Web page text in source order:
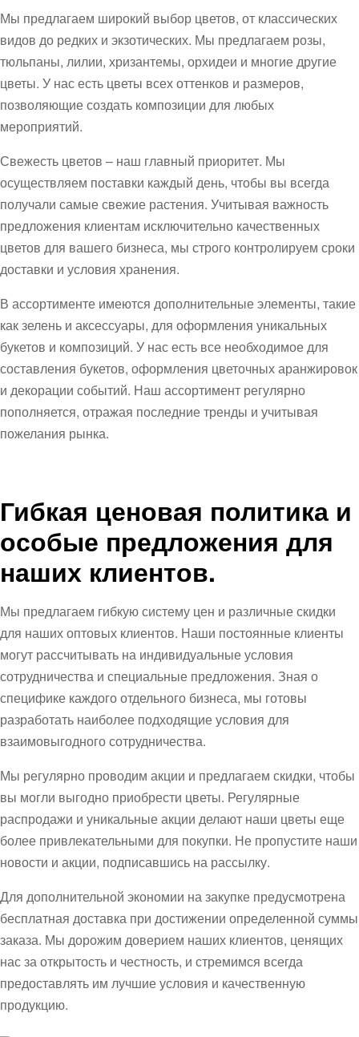
Мы предлагаем широкий выбор цветов, от классических
видов до редких и экзотических. Мы предлагаем розы,
тюльпаны, лилии, хризантемы, орхидеи и многие другие
цветы. У нас есть цветы всех оттенков и размеров,
позволяющие создать композиции для любых
мероприятий.
Свежесть цветов – наш главный приоритет. Мы
осуществляем поставки каждый день, чтобы вы всегда
получали самые свежие растения. Учитывая важность
предложения клиентам исключительно качественных
цветов для вашего бизнеса, мы строго контролируем сроки
доставки и условия хранения.
В ассортименте имеются дополнительные элементы, такие
как зелень и аксессуары, для оформления уникальных
букетов и композиций. У нас есть все необходимое для
составления букетов, оформления цветочных аранжировок
и декорации событий. Наш ассортимент регулярно
пополняется, отражая последние тренды и учитывая
пожелания рынка.
Гибкая ценовая политика и
особые предложения для
наших клиентов.
Мы предлагаем гибкую систему цен и различные скидки
для наших оптовых клиентов. Наши постоянные клиенты
могут рассчитывать на индивидуальные условия
сотрудничества и специальные предложения. Зная о
специфике каждого отдельного бизнеса, мы готовы
разработать наиболее подходящие условия для
взаимовыгодного сотрудничества.
Мы регулярно проводим акции и предлагаем скидки, чтобы
вы могли выгодно приобрести цветы. Регулярные
распродажи и уникальные акции делают наши цветы еще
более привлекательными для покупки. Не пропустите наши
новости и акции, подписавшись на рассылку.
Для дополнительной экономии на закупке предусмотрена
бесплатная доставка при достижении определенной суммы
заказа. Мы дорожим доверием наших клиентов, ценящих
нас за открытость и честность, и стремимся всегда
предоставлять им лучшие условия и качественную
продукцию.